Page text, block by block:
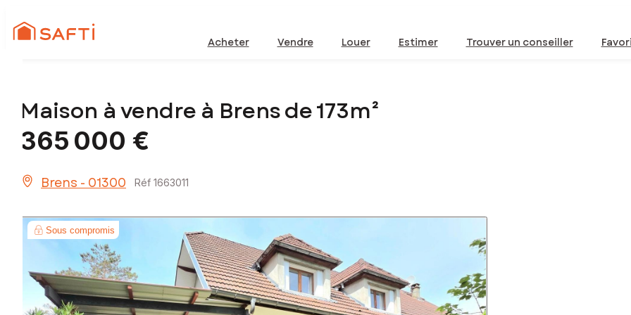
Acheter Vendre Louer Estimer Trouver un conseiller
Maison à vendre à Brens de 173m²
365 000 €
Brens - 01300 Réf 1663011
Sous compromis